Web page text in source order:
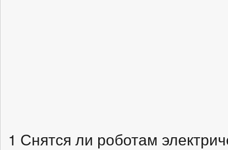
1 Снятся ли роботам